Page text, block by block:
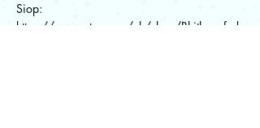
Siop:
https://www.etsy.com/uk/shop/Rhithganfyd